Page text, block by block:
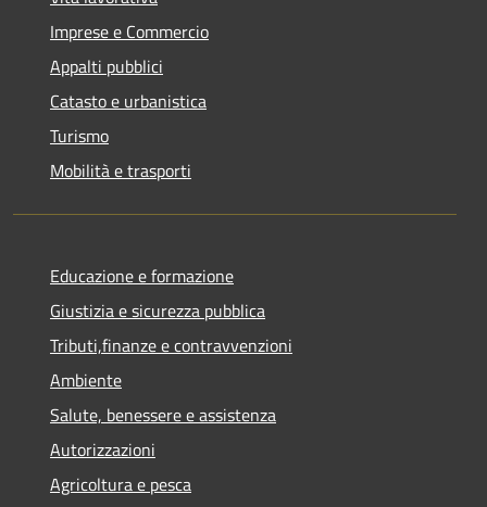
Imprese e Commercio
Appalti pubblici
Catasto e urbanistica
Turismo
Mobilità e trasporti
Educazione e formazione
Giustizia e sicurezza pubblica
Tributi,finanze e contravvenzioni
Ambiente
Salute, benessere e assistenza
Autorizzazioni
Agricoltura e pesca